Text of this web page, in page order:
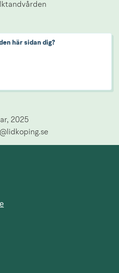
här sidan dig?
2025